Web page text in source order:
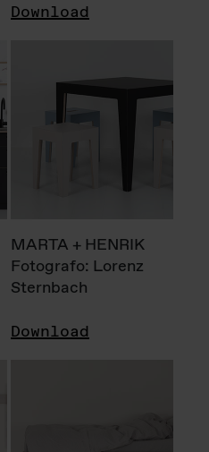
Download
MARTA + HENRIK
Fotografo: Lorenz
Sternbach
Download